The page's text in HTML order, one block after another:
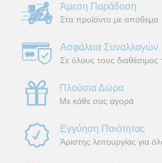
Άμεση Παράδοση
Στα προϊόντα με απόθεμα
Ασφάλεια Συναλλαγών
Σε όλους τους
Πλούσια Δώρα
Με κάθε σας αγορά
Εγγύηση Ποιότητας
Άριστης λειτουργίας για